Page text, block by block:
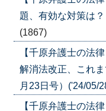
題、有効な対策は
(1867)
【千原弁護士の
解消法改正、これ
月23日号）('24/05/
【千原弁護士の